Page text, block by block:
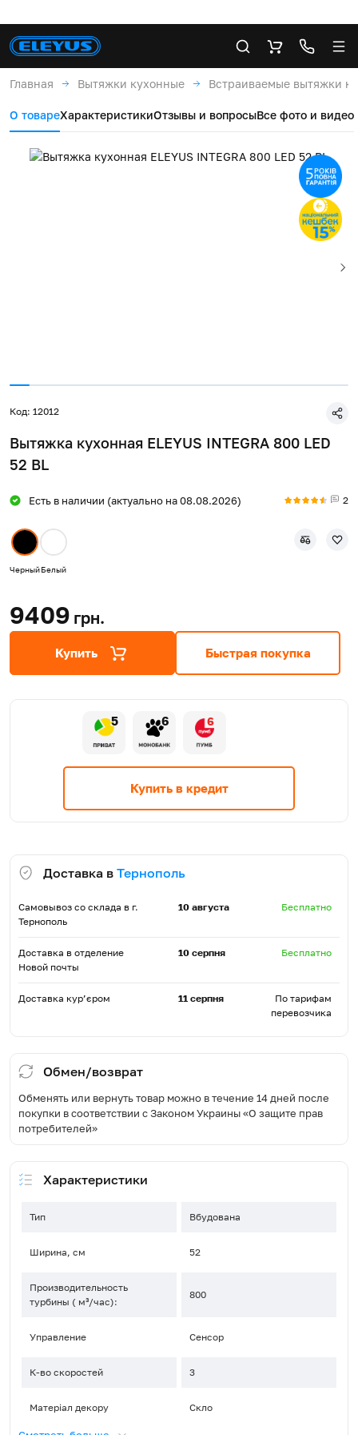
Главная Вытяжки кухонные Встраиваемые вытяжки
О товареХарактеристикиОтзывы и вопросыВсе фото и видео
Код: 12012
Вытяжка кухонная ELEYUS INTEGRA 800 LED
52 BL
Есть в наличии (актуально на 08.08.2026) 2
ЧерныйБелый
9409 грн.
Купить Быстрая покупка
5 6 6
Купить в кредит
Доставка в Тернополь
Самовывоз со склада в г.
Тернополь
10 августа Бесплатно
Доставка в отделение
Новой почты
10 серпня Бесплатно
Доставка кур’єром 11 серпня
По тарифам
перевозчика
Обмен/возврат
Обменять или вернуть товар можно в течение 14 дней после
покупки в соответствии с Законом Украины «О защите прав
потребителей»
Характеристики
Тип Вбудована
Ширина, см 52
Производительность
турбины ( м³/час):
800
Управление Сенсор
К-во скоростей 3
Матеріал декору Скло